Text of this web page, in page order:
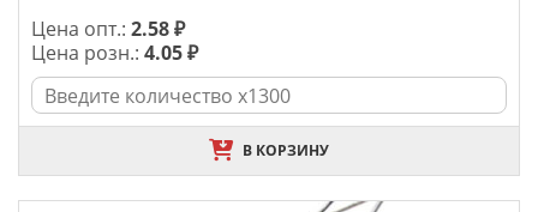
Цена опт.: 2.58 ₽
Цена розн.: 4.05 ₽
В КОРЗИНУ